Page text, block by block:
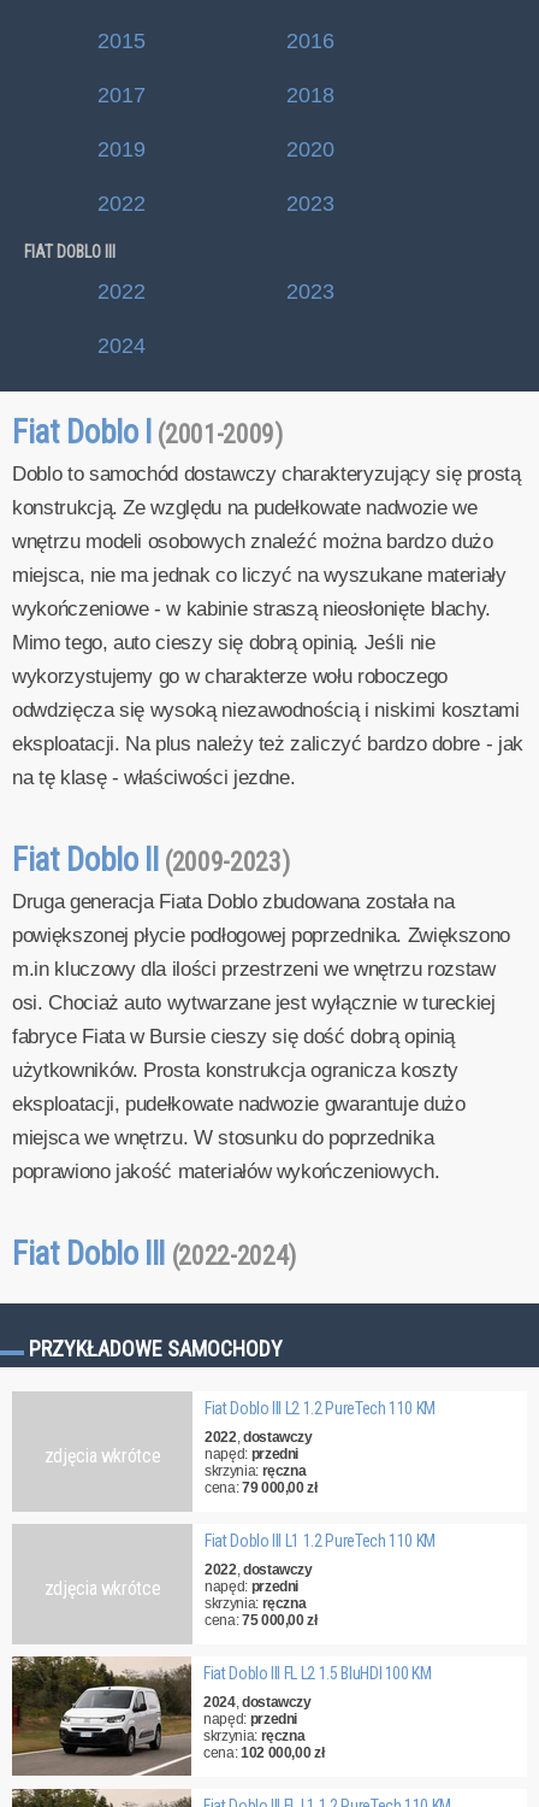
2015 2016
2017 2018
2019 2020
2022 2023
FIAT DOBLO III
2022 2023
2024
Fiat Doblo I (2001-2009)
Doblo to samochód dostawczy charakteryzujący się prostą
konstrukcją. Ze względu na pudełkowate nadwozie we
wnętrzu modeli osobowych znaleźć można bardzo dużo
miejsca, nie ma jednak co liczyć na wyszukane materiały
wykończeniowe - w kabinie straszą nieosłonięte blachy.
Mimo tego, auto cieszy się dobrą opinią. Jeśli nie
wykorzystujemy go w charakterze wołu roboczego
odwdzięcza się wysoką niezawodnością i niskimi kosztami
eksploatacji. Na plus należy też zaliczyć bardzo dobre - jak
na tę klasę - właściwości jezdne.
Fiat Doblo II (2009-2023)
Druga generacja Fiata Doblo zbudowana została na
powiększonej płycie podłogowej poprzednika. Zwiększono
m.in kluczowy dla ilości przestrzeni we wnętrzu rozstaw
osi. Chociaż auto wytwarzane jest wyłącznie w tureckiej
fabryce Fiata w Bursie cieszy się dość dobrą opinią
użytkowników. Prosta konstrukcja ogranicza koszty
eksploatacji, pudełkowate nadwozie gwarantuje dużo
miejsca we wnętrzu. W stosunku do poprzednika
poprawiono jakość materiałów wykończeniowych.
Fiat Doblo III (2022-2024)
PRZYKŁADOWE SAMOCHODY
zdjęcia wkrótce
Fiat Doblo III L2 1.2 PureTech 110 KM
2022,dostawczy
napęd: przedni
skrzynia: ręczna
cena:79 000,00 zł
zdjęcia wkrótce
Fiat Doblo III L1 1.2 PureTech 110 KM
2022,dostawczy
napęd: przedni
skrzynia: ręczna
cena:75 000,00 zł
Fiat Doblo III FL L2 1.5 BluHDI 100 KM
2024,dostawczy
napęd: przedni
skrzynia: ręczna
cena:102 000,00 zł